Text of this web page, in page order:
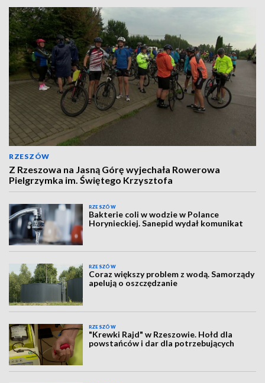
RZESZÓW
Z Rzeszowa na Jasną Górę wyjechała Rowerowa
Pielgrzymka im. Świętego Krzysztofa
RZESZÓW
Bakterie coli w wodzie w Polance
Horynieckiej. Sanepid wydał komunikat
RZESZÓW
Coraz większy problem z wodą. Samorządy
apelują o oszczędzanie
RZESZÓW
"Krewki Rajd" w Rzeszowie. Hołd dla
powstańców i dar dla potrzebujących